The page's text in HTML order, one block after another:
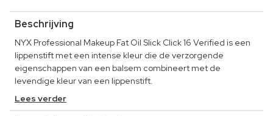
Beschrijving
NYX Professional Makeup Fat Oil Slick Click 16 Verified is een
lippenstift met een intense kleur die de verzorgende
eigenschappen van een balsem combineert met de
levendige kleur van een lippenstift.
Lees verder